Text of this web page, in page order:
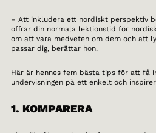
– Att inkludera ett nordiskt perspektiv
offrar din normala lektionstid för
om att vara medveten om dem och att
passar dig, berättar hon.
Här är hennes fem bästa tips för att få
undervisningen på ett enkelt och
1. KOMPARERA